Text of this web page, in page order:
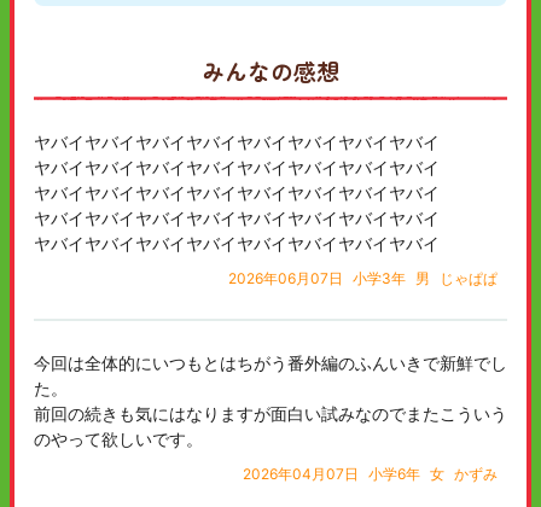
みんなの感想
ヤバイヤバイヤバイヤバイヤバイヤバイヤバイヤバイ
ヤバイヤバイヤバイヤバイヤバイヤバイヤバイヤバイ
ヤバイヤバイヤバイヤバイヤバイヤバイヤバイヤバイ
ヤバイヤバイヤバイヤバイヤバイヤバイヤバイヤバイ
ヤバイヤバイヤバイヤバイヤバイヤバイヤバイヤバイ
2026年06月07日 小学3年 男 じゃぱぱ
今回は全体的にいつもとはちがう番外編のふんいきで新鮮でし
た。
前回の続きも気にはなりますが面白い試みなのでまたこういう
のやって欲しいです。
2026年04月07日 小学6年 女 かずみ